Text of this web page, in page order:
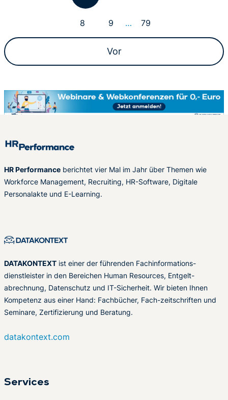
8 9 … 79
Vor
HR Performance berichtet vier Mal im Jahr über Themen wie
Workforce Management, Recruiting, HR-Software, Digitale
Personalakte und E-Learning.
DATAKONTEXT ist einer der führenden Fachinformations-
dienstleister in den Bereichen Human Resources, Entgelt-
abrechnung, Datenschutz und IT-Sicherheit. Wir bieten Ihnen
Kompetenz aus einer Hand: Fachbücher, Fach-zeitschriften und
Seminare, Zertifizierung und Beratung.
datakontext.com
Services